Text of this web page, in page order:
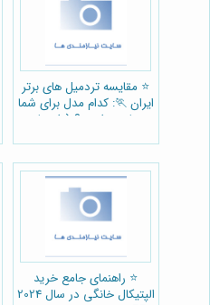
⭐️ مقایسه تردمیل های برتر
ایران 🏃: کدام مدل برای شما
مناسب است؟ (راهنمای
⭐️ راهنمای جامع خرید
الپتیکال خانگی در سال 2024